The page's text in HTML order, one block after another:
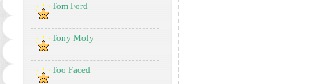
Tom Ford
Tony Moly
Too Faced